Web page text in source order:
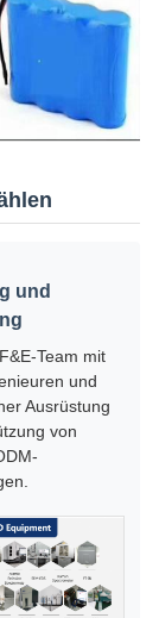
und
Team mit
und
Ausrüstung
von